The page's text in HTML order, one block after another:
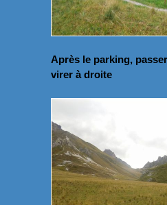
Après le parking,
virer à droite